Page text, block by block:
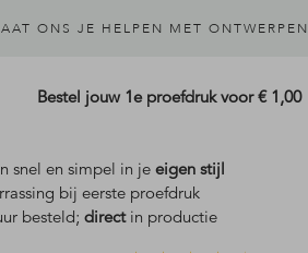
ONS JE HELPEN MET ONTWERPEN
Bestel jouw 1e proefdruk voor€ 1,00
snel en simpel in je eigen stijl
bij eerste proefdruk
besteld; directin productie